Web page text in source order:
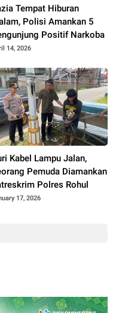
Tempat Hiburan
Polisi Amankan 5
Positif Narkoba
14, 2026
Kabel Lampu Jalan,
Pemuda Diamankan
Polres Rohul
17, 2026